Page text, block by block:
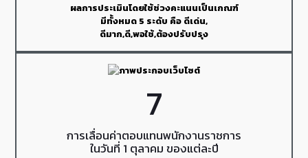
ผลการประเมินโดยใช้ช่วงคะแนนเป็นเกณฑ์
มีทั้งหมด 5 ระดับ คือ ดีเด่น,
ดีมาก,ดี,พอใช้,ต้องปรับปรุง
7
การเลื่อนค่าตอบแทนพนักงานราชการ
ในวันที่ 1 ตุลาคม ของแต่ละปี